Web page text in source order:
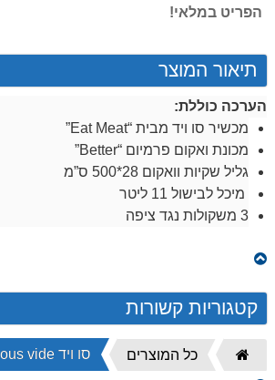
הפריט במלאי!
תיאור המוצר
הערכה כוללת:
מכשיר סו ויד מבית “Eat Meat”
מכונת ואקום פרמיום “Better”
גליל שקיות וואקום 28*500 ס”מ
מיכל לבישול 11 ליטר
3 משקולות נגד ציפה
קטגוריות קשורות
דף
הבית
כל המוצרים סו ויד sous vide